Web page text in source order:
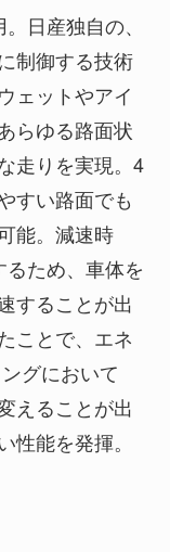
日産独自の、
制御する技術
ェットやアイ
らゆる路面状
走りを実現。4
すい路面でも
能。減速時
ため、車体を
することが出
ことで、エネ
グにおいて
えることが出
能を発揮。